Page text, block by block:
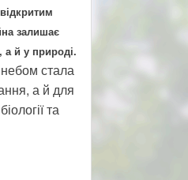
залишає
й у природі.
стала
а й для
та